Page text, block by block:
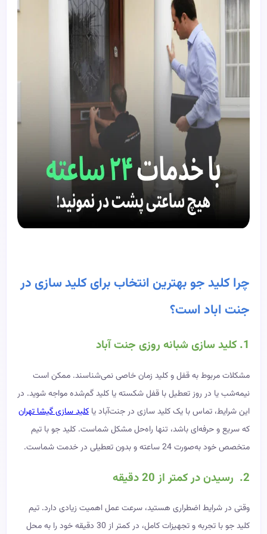
چرا کلید جو بهترین انتخاب برای کلید سازی در
جنت‌ اباد است؟
1. کلید سازی شبانه روزی جنت آباد
مشکلات مربوط به قفل و کلید زمان خاصی نمی‌شناسند. ممکن است
نیمه‌شب یا در روز تعطیل با قفل شکسته یا کلید گم‌شده مواجه شوید. در
این شرایط، تماس با یک کلید سازی در جنت‌آباد یا کلید سازی گیشا تهران
که سریع و حرفه‌ای باشد، تنها راه‌حل مشکل شماست. کلید جو با تیم
متخصص خود به‌صورت 24 ساعته و بدون تعطیلی در خدمت شماست.
2. رسیدن در کمتر از 20 دقیقه
وقتی در شرایط اضطراری هستید، سرعت عمل اهمیت زیادی دارد. تیم
کلید جو با تجربه و تجهیزات کامل، در کمتر از 30 دقیقه خود را به محل